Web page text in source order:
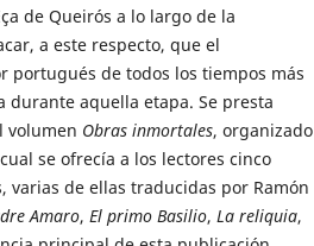
de Queirós a lo largo de la
a este respecto, que el
de todos los tiempos más
durante aquella etapa. Se presta
volumen Obras inmortales, organizado
se ofrecía a los lectores cinco
varias de ellas traducidas por Ramón
Amaro, El primo Basilio, La reliquia,